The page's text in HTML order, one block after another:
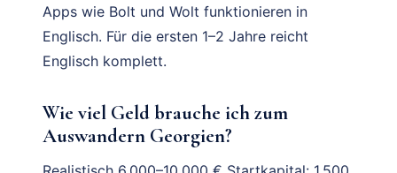
Apps wie Bolt und Wolt funktionieren in
Englisch. Für die ersten 1–2 Jahre reicht
Englisch komplett.
Wie viel Geld brauche ich zum
Auswandern Georgien?